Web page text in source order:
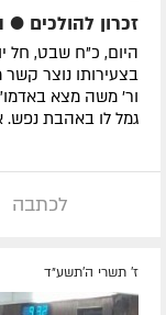
זכרון להולכים
היום, כ"ח שבט, חל
בצעירותו נוצר
ור' משה מצא
גמל לו באהבת נפש.
לכתבה
ז' תשרי ה׳תשע״ד